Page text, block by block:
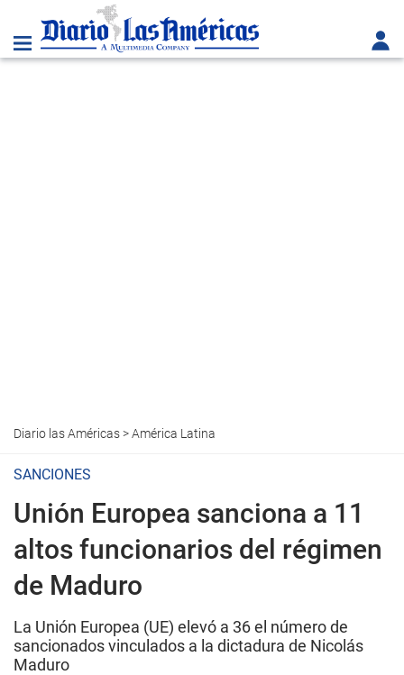
Diario las Américas>América Latina
SANCIONES
Unión Europea sanciona a 11
altos funcionarios del régimen
de Maduro
La Unión Europea (UE) elevó a 36 el número de
sancionados vinculados a la dictadura de Nicolás
Maduro